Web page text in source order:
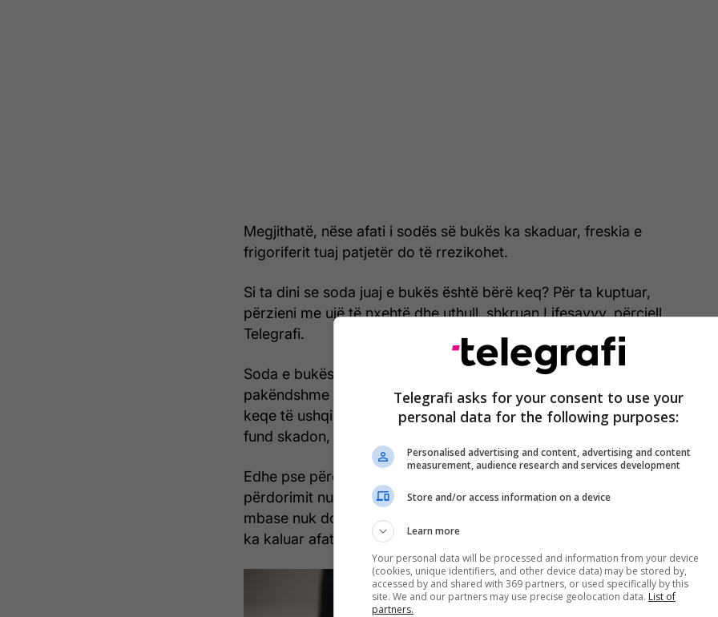
Megjithatë, nëse afati i sodës së bukës ka skaduar, freskia e
frigoriferit tuaj patjetër do të rrezikohet.
Si ta dini se soda juaj e bukës është bërë keq? Për ta kuptuar,
përzieni me ujë të nxehtë dhe uthull, shkruan Lifesavvy, përcjell
Telegrafi.
Soda e bukës është e shkëlqyer në parandalimin e aromave të
pakëndshme në frigorifer, sepse thith të gjitha grimcat me erë të
keqe të ushqimit që notojnë në të. Pra, kur ajo sodë buke më në
fund skadon, çfarë mund të ndodhë? Epo, frigoriferi me erë.
Edhe pse përdorimi i sodës së bukës së cilës i ka kaluar afati i
përdorimit nuk do t’ju bëjë dëm nëse e konsumoni, pjekurinat tuaja
mbase nuk do të dalin aq të mira, andaj gjithsesi dëshironi të dini a i
ka kaluar afati i përdorimit.
Telegrafi asks for your consent to use your
personal data for the following purposes:
Personalised advertising and content, advertising and content
measurement, audience research and services development
Store and/or access information on a device
Learn more
Your personal data will be processed and information from your device
(cookies, unique identifiers, and other device data) may be stored by,
accessed by and shared with 369 partners, or used specifically by this
site. We and our partners may use precise geolocation data. List of
partners.